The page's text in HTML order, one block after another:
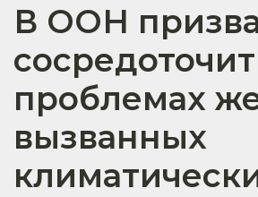
В ООН
проблемах
вызванных